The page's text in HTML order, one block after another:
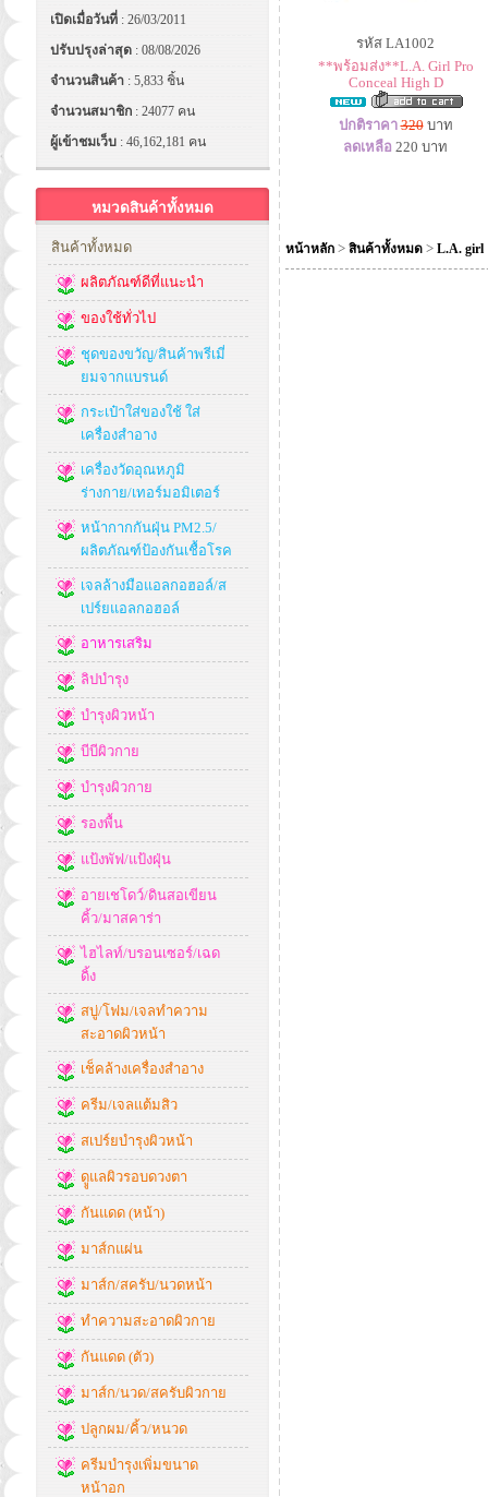
เปิดเมื่อวันที่ : 26/03/2011
ปรับปรุงล่าสุด : 08/08/2026
จำนวนสินค้า : 5,833 ชิ้น
จำนวนสมาชิก : 24077 คน
ผู้เข้าชมเว็บ : 46,162,181 คน
หมวดสินค้าทั้งหมด
สินค้าทั้งหมด
ผลิตภัณฑ์ดีที่แนะนำ
ของใช้ทั่วไป
ชุดของขวัญ/สินค้าพรีเมี่
ยมจากแบรนด์
กระเป๋าใส่ของใช้ ใส่
เครื่องสำอาง
เครื่องวัดอุณหภูมิ
ร่างกาย/เทอร์มอมิเตอร์
หน้ากากกันฝุ่น PM2.5/
ผลิตภัณฑ์ป้องกันเชื้อโรค
เจลล้างมือแอลกอฮอล์/ส
เปร์ยแอลกอฮอล์
อาหารเสริม
ลิปบำรุง
บำรุงผิวหน้า
บีบีผิวกาย
บำรุงผิวกาย
รองพื้น
แป้งพัฟ/แป้งฝุ่น
อายเชโดว์/ดินสอเขียน
คิ้ว/มาสคาร่า
ไฮไลท์/บรอนเซอร์/เฉด
ดิ้ง
สบู่/โฟม/เจลทำความ
สะอาดผิวหน้า
เช็คล้างเครื่องสำอาง
ครีม/เจลแต้มสิว
สเปร์ยบำรุงผิวหน้า
ดููแลผิวรอบดวงตา
กันแดด (หน้า)
มาส์กแผ่น
มาส์ก/สครับ/นวดหน้า
ทำความสะอาดผิวกาย
กันแดด (ตัว)
มาส์ก/นวด/สครับผิวกาย
ปลูกผม/คิ้ว/หนวด
ครีมบำรุงเพิ่มขนาด
หน้าอก
รหัส LA1002
**พร้อมส่ง**L.A. Girl Pro
Conceal High D
ปกติราคา 320บาท
ลดเหลือ 220 บาท
หน้าหลัก > สินค้าทั้งหมด > L.A. girl